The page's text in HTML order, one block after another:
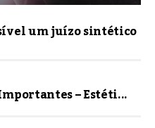
um juízo sintético
– Estéti...